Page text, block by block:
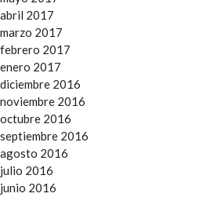
abril 2017
marzo 2017
febrero 2017
enero 2017
diciembre 2016
noviembre 2016
octubre 2016
septiembre 2016
agosto 2016
julio 2016
junio 2016